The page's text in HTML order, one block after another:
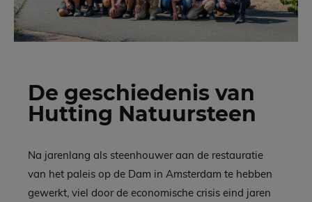
De geschiedenis van
Hutting Natuursteen
Na jarenlang als steenhouwer aan de restauratie
van het paleis op de Dam in Amsterdam te hebben
gewerkt, viel door de economische crisis eind jaren